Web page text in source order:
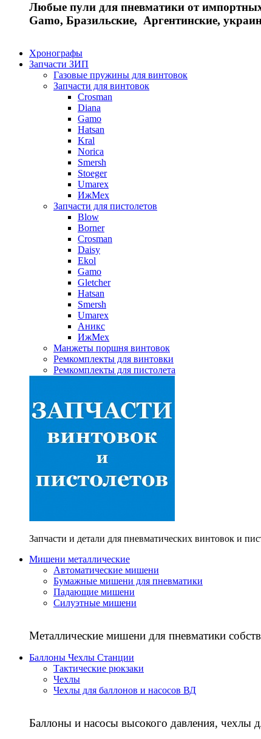
Любые пули для пневматики от
Gamo, Бразильские, Аргентинские,
Хронографы
Запчасти ЗИП
Газовые пружины для винтовок
Запчасти для винтовок
Crosman
Diana
Gamo
Hatsan
Kral
Norica
Smersh
Stoeger
Umarex
ИжМех
Запчасти для пистолетов
Blow
Borner
Crosman
Daisy
Ekol
Gamo
Gletcher
Hatsan
Smersh
Umarex
Аникс
ИжМех
Манжеты поршня винтовок
Ремкомплекты для винтовки
Ремкомплекты для пистолета
Запчасти и детали для пневматических винтовок и
Мишени металлические
Автоматические мишени
Бумажные мишени для пневматики
Падающие мишени
Силуэтные мишени
Металлические мишени для пневматики
Баллоны Чехлы Станции
Тактические рюкзаки
Чехлы
Чехлы для баллонов и насосов ВД
Баллоны и насосы высокого давления, чехлы